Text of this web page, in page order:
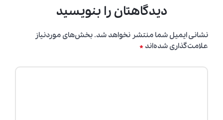
دیدگاهتان را بنویسید
نشانی ایمیل شما منتشر نخواهد شد. بخش‌های موردنیاز
علامت‌گذاری شده‌اند *